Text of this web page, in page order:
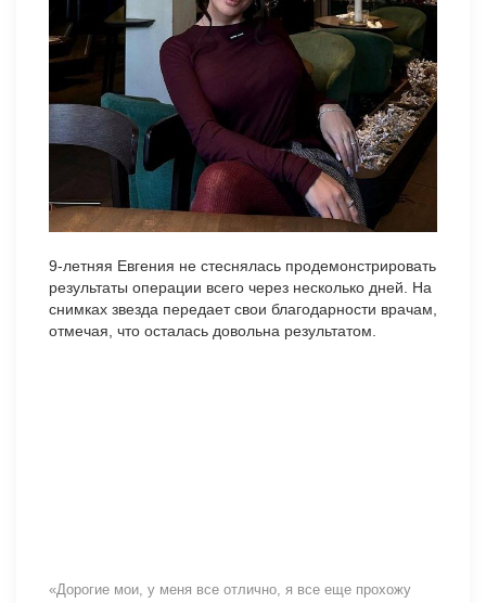
9-летняя Евгения не стеснялась продемонстрировать
результаты операции всего через несколько дней. На
снимках звезда передает свои благодарности врачам,
отмечая, что осталась довольна результатом.
«Дорогие мои, у меня все отлично, я все еще прохожу